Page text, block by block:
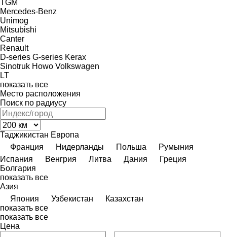
TGM
Mercedes-Benz
Unimog
Mitsubishi
Canter
Renault
D-series G-series Kerax
Sinotruk Howo Volkswagen
LT
показать все
Место расположения
Поиск по радиусу
Таджикистан Европа
Франция
Нидерланды Польша
Румыния
Испания
Венгрия Литва Дания
Греция
Болгария
показать все
Азия
Япония
Узбекистан
Казахстан
показать все
показать все
Цена